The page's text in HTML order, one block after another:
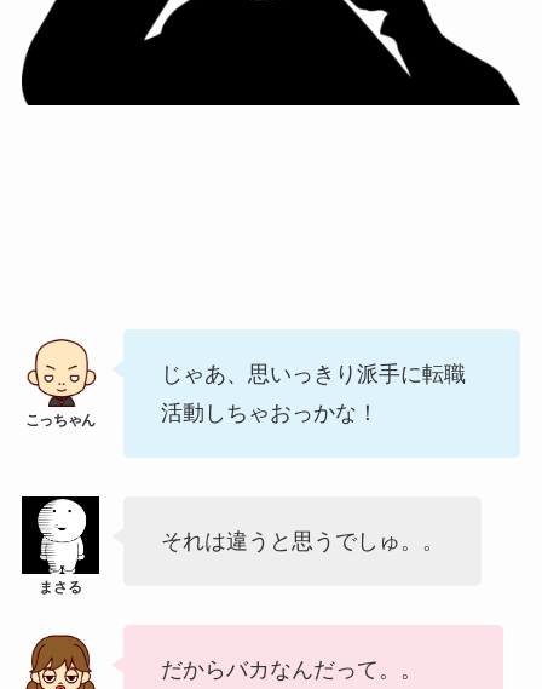
じゃあ、思いっきり派手に転職
活動しちゃおっかな！
それは違うと思うでしゅ。。
だからバカなんだって。。